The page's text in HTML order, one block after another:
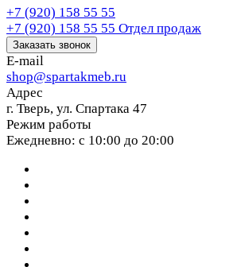
+7 (920) 158 55 55
+7 (920) 158 55 55 Отдел продаж
Заказать звонок
E-mail
shop@spartakmeb.ru
Адрес
г. Тверь, ул. Спартака 47
Режим работы
Ежедневно: с 10:00 до 20:00